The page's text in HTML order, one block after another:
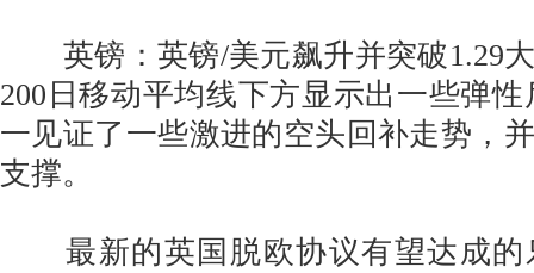
英镑：英镑/美元飙升并突破1.29
200日移动平均线下方显示出一些弹
一见证了一些激进的空头回补走势，
支撑。
最新的英国脱欧协议有望达成的